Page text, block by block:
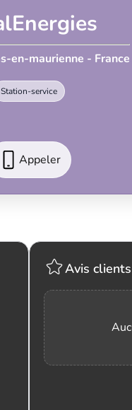
en-maurienne - France
Station-service
Appeler
Avis clients